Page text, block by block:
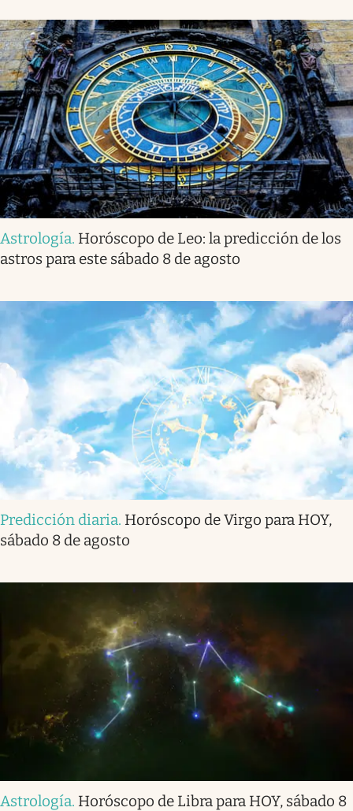
Astrología. Horóscopo de Leo: la predicción de los
astros para este sábado 8 de agosto
Predicción diaria. Horóscopo de Virgo para HOY,
sábado 8 de agosto
Astrología. Horóscopo de Libra para HOY, sábado 8